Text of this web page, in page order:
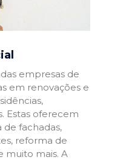
empresas de
em renovações e
Estas oferecem
de fachadas,
reforma de
muito mais. A